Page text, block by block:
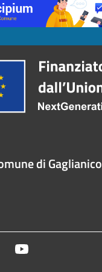
di Gaglianico
Twitter